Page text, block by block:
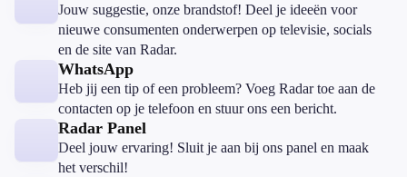
Jouw suggestie, onze brandstof! Deel je ideeën voor
nieuwe consumenten onderwerpen op televisie, socials
en de site van Radar.
WhatsApp
Heb jij een tip of een probleem? Voeg Radar toe aan de
contacten op je telefoon en stuur ons een bericht.
Radar Panel
Deel jouw ervaring! Sluit je aan bij ons panel en maak
het verschil!